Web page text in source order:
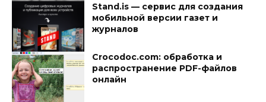
Stand.is — сервис для создания
мобильной версии газет и
журналов
Crocodoc.com: обработка и
распространение PDF-файлов
онлайн